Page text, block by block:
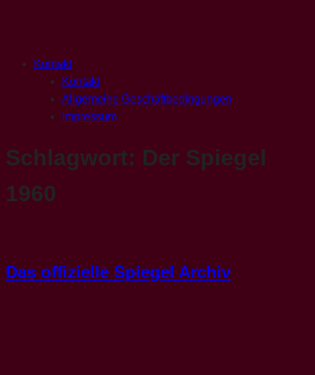
Kontakt
Kontakt
Allgemeine Geschäftbedingungen
Impressum
Schlagwort: Der Spiegel
1960
Das offizielle Spiegel Archiv